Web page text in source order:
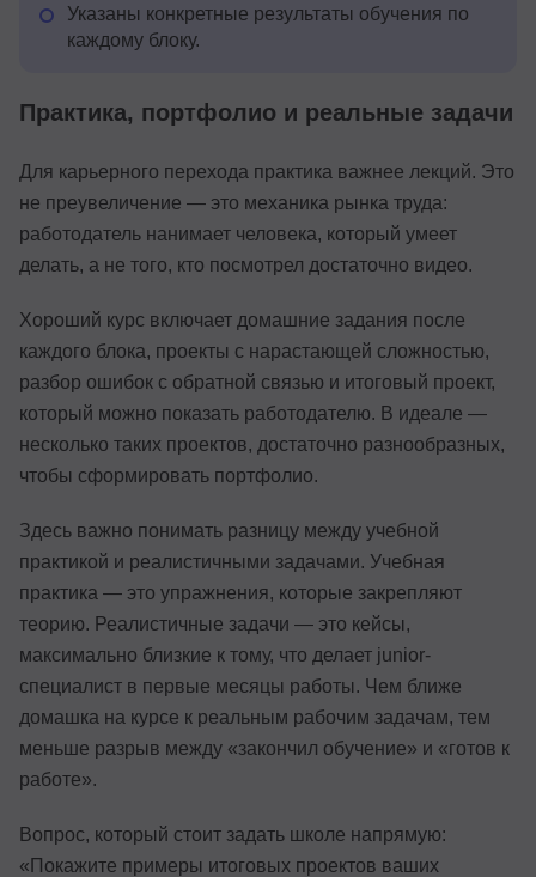
Указаны конкретные результаты обучения по
каждому блоку.
Практика, портфолио и реальные задачи
Для карьерного перехода практика важнее лекций. Это
не преувеличение — это механика рынка труда:
работодатель нанимает человека, который умеет
делать, а не того, кто посмотрел достаточно видео.
Хороший курс включает домашние задания после
каждого блока, проекты с нарастающей сложностью,
разбор ошибок с обратной связью и итоговый проект,
который можно показать работодателю. В идеале —
несколько таких проектов, достаточно разнообразных,
чтобы сформировать портфолио.
Здесь важно понимать разницу между учебной
практикой и реалистичными задачами. Учебная
практика — это упражнения, которые закрепляют
теорию. Реалистичные задачи — это кейсы,
максимально близкие к тому, что делает junior-
специалист в первые месяцы работы. Чем ближе
домашка на курсе к реальным рабочим задачам, тем
меньше разрыв между «закончил обучение» и «готов к
работе».
Вопрос, который стоит задать школе напрямую:
«Покажите примеры итоговых проектов ваших